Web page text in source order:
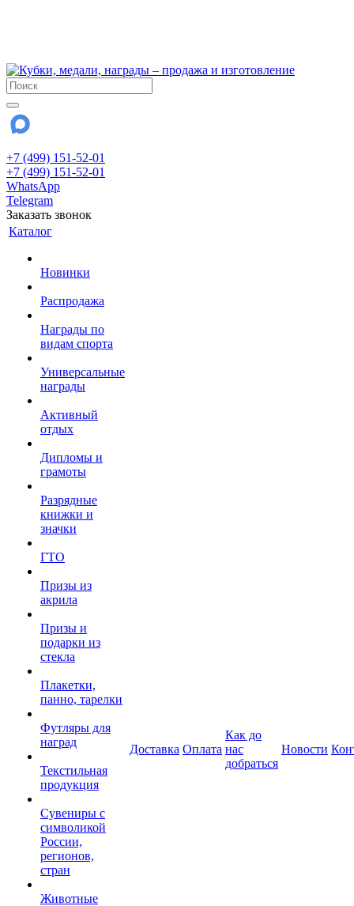
+7 (499) 151-52-01
+7 (499) 151-52-01
WhatsApp
Telegram
Заказать звонок
Каталог
Новинки
Распродажа
Награды по
видам спорта
Универсальные
награды
Активный
отдых
Дипломы и
грамоты
Разрядные
книжки и
значки
ГТО
Призы из
акрила
Призы и
подарки из
стекла
Плакетки,
панно, тарелки
Футляры для
наград
Текстильная
продукция
Сувениры с
символикой
России,
регионов,
стран
Животные
Доставка Оплата
Как до
нас
добраться
Новости